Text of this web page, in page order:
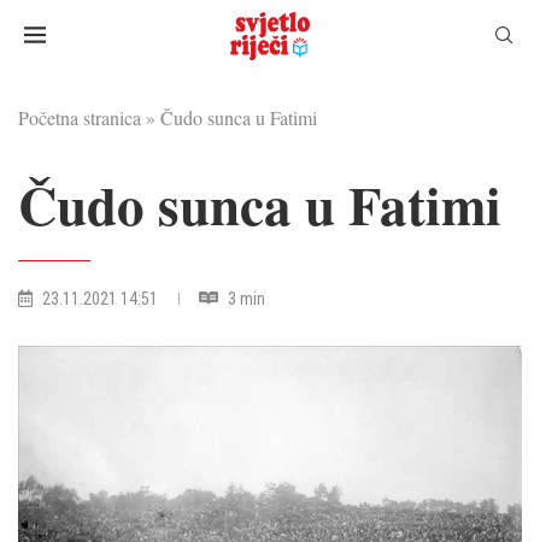
Početna stranica » Čudo sunca u Fatimi
Čudo sunca u Fatimi
23.11.2021 14:51 3 min